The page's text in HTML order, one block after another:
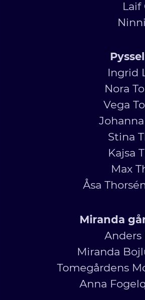
Laif
Ingrid
Nora
Vega
Stina
Kajsa
Max
Åsa
Miranda
Anders
Miranda
Tomegårdens
Anna